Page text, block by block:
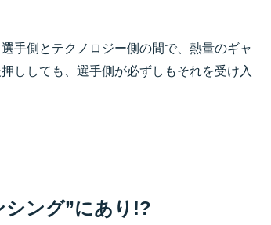
手側とテクノロジー側の間で、熱量のギャ
ししても、選手側が必ずしもそれを受け入
シング”にあり!?